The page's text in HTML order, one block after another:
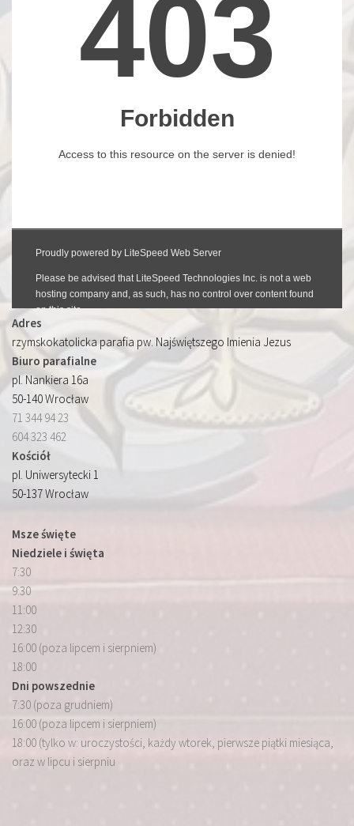
Adres
rzymskokatolicka parafia pw. Najświętszego Imienia Jezus
Biuro parafialne
pl. Nankiera 16a
50-140 Wrocław
71 344 94 23
604 323 462
Kościół
pl. Uniwersytecki 1
50-137 Wrocław
Msze święte
Niedziele i święta
7:30
9:30
11:00
12:30
16:00 (poza lipcem i sierpniem)
18:00
Dni powszednie
7:30 (poza grudniem)
16:00 (poza lipcem i sierpniem)
18:00 (tylko w: uroczystości, każdy wtorek, pierwsze piątki miesiąca,
oraz w lipcu i sierpniu